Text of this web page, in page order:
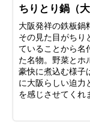
ちりとり鍋（大
大阪発祥の鉄板鍋
その見た目がちり
ていることから名
た名物。野菜とホ
豪快に煮込む様子
に大阪らしい迫力
を感じさせてくれ